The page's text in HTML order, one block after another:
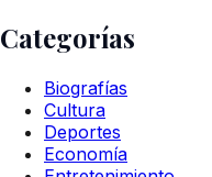
Categorías
Biografías
Cultura
Deportes
Economía